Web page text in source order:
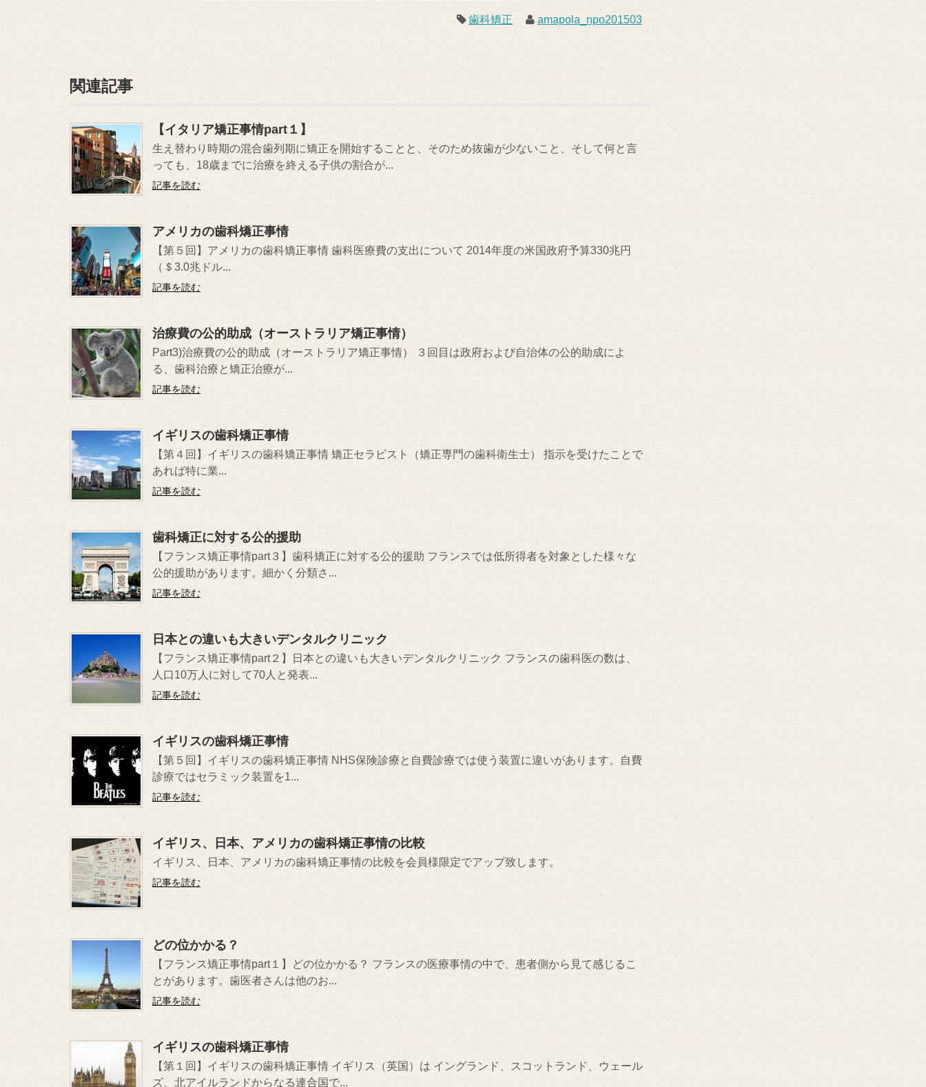
歯科矯正 amapola_npo201503
関連記事
【イタリア矯正事情part１】
生え替わり時期の混合歯列期に矯正を開始することと、そのため抜歯が少ないこと、そして何と言
っても、18歳までに治療を終える子供の割合が...
記事を読む
アメリカの歯科矯正事情
【第５回】アメリカの歯科矯正事情 歯科医療費の支出について 2014年度の米国政府予算330兆円
（＄3.0兆ドル...
記事を読む
治療費の公的助成（オーストラリア矯正事情）
Part3)治療費の公的助成（オーストラリア矯正事情） ３回目は政府および自治体の公的助成によ
る、歯科治療と矯正治療が...
記事を読む
イギリスの歯科矯正事情
【第４回】イギリスの歯科矯正事情 矯正セラピスト（矯正専門の歯科衛生士） 指示を受けたことで
あれば特に業...
記事を読む
歯科矯正に対する公的援助
【フランス矯正事情part３】歯科矯正に対する公的援助 フランスでは低所得者を対象とした様々な
公的援助があります。細かく分類さ...
記事を読む
日本との違いも大きいデンタルクリニック
【フランス矯正事情part２】日本との違いも大きいデンタルクリニック フランスの歯科医の数は、
人口10万人に対して70人と発表...
記事を読む
イギリスの歯科矯正事情
【第５回】イギリスの歯科矯正事情 NHS保険診療と自費診療では使う装置に違いがあります。自費
診療ではセラミック装置を1...
記事を読む
イギリス、日本、アメリカの歯科矯正事情の比較
イギリス、日本、アメリカの歯科矯正事情の比較を会員様限定でアップ致します。
記事を読む
どの位かかる？
【フランス矯正事情part１】どの位かかる？ フランスの医療事情の中で、患者側から見て感じるこ
とがあります。歯医者さんは他のお...
記事を読む
イギリスの歯科矯正事情
【第１回】イギリスの歯科矯正事情 イギリス（英国）は イングランド、スコットランド、ウェール
ズ、北アイルランドからなる連合国で...